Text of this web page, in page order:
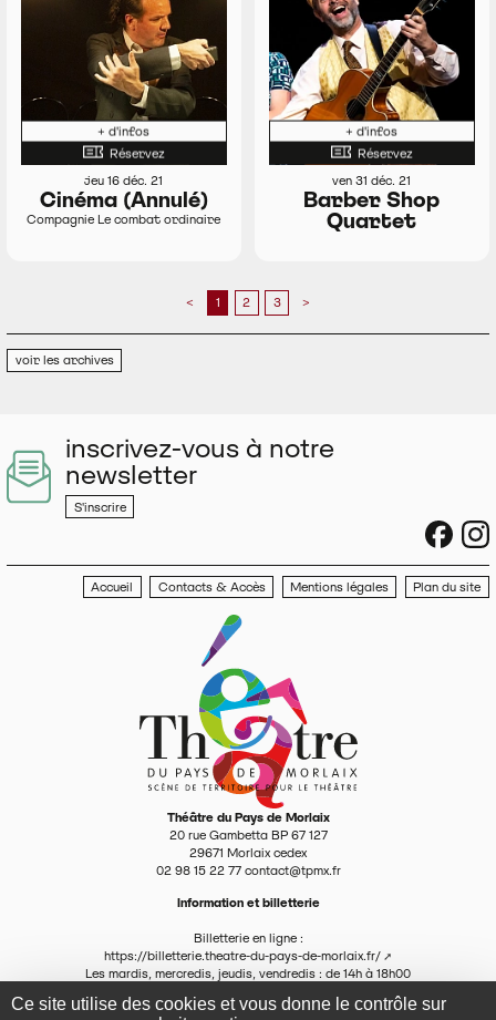
Ce site utilise des cookies et vous donne le contrôle sur
+ d'infos
Réservez
jeu 16 déc. 21
Cinéma (Annulé)
Compagnie Le combat ordinaire
+ d'infos
Réservez
ven 31 déc. 21
Barber Shop
Quartet
< 1 2 3 >
voir les archives
inscrivez-vous à notre
newsletter
S'inscrire
Accueil Contacts & Accès Mentions légales Plan du site
Théâtre du Pays de Morlaix
20 rue Gambetta BP 67 127
29671 Morlaix cedex
02 98 15 22 77 contact@tpmx.fr
Information et billetterie
Billetterie en ligne :
https://billetterie.theatre-du-pays-de-morlaix.fr/
Les mardis, mercredis, jeudis, vendredis : de 14h à 18h00
contact@tpmx.fr